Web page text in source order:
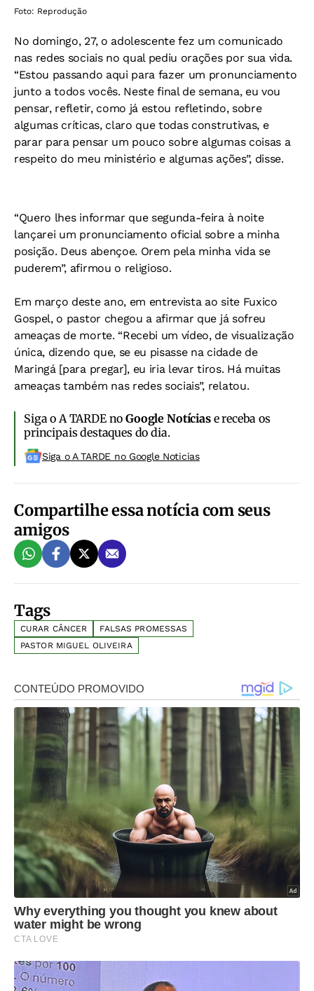
Foto: Reprodução
No domingo, 27, o adolescente fez um comunicado
nas redes sociais no qual pediu orações por sua vida.
“Estou passando aqui para fazer um pronunciamento
junto a todos vocês. Neste final de semana, eu vou
pensar, refletir, como já estou refletindo, sobre
algumas críticas, claro que todas construtivas, e
parar para pensar um pouco sobre algumas coisas a
respeito do meu ministério e algumas ações”, disse.
“Quero lhes informar que segunda-feira à noite
lançarei um pronunciamento oficial sobre a minha
posição. Deus abençoe. Orem pela minha vida se
puderem”, afirmou o religioso.
Em março deste ano, em entrevista ao site Fuxico
Gospel, o pastor chegou a afirmar que já sofreu
ameaças de morte. “Recebi um vídeo, de visualização
única, dizendo que, se eu pisasse na cidade de
Maringá [para pregar], eu iria levar tiros. Há muitas
ameaças também nas redes sociais”, relatou.
Siga o A TARDE noGoogle Notíciase receba os
principais destaques do dia.
Siga o A TARDE no Google Noticias
Compartilhe essa notícia com seus
amigos
Tags
CURAR CÂNCER
FALSAS PROMESSAS
PASTOR MIGUEL OLIVEIRA